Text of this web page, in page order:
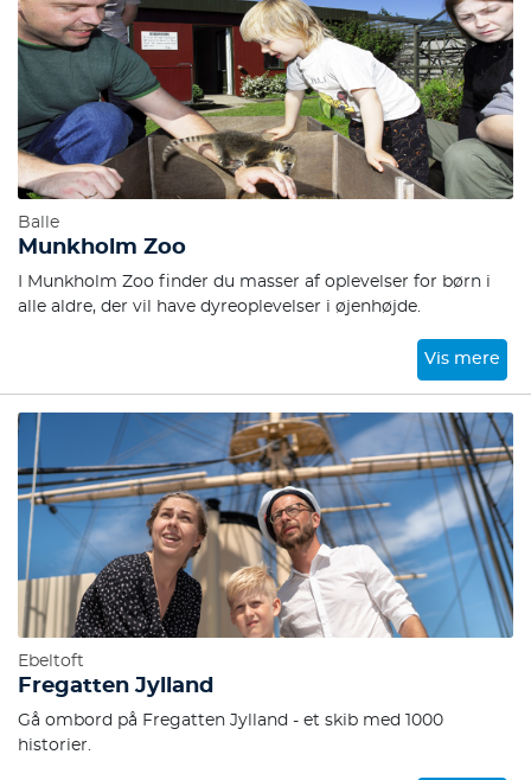
Balle
Munkholm Zoo
I Munkholm Zoo finder du masser af oplevelser for børn i
alle aldre, der vil have dyreoplevelser i øjenhøjde.
Vis mere
Ebeltoft
Fregatten Jylland
Gå ombord på Fregatten Jylland - et skib med 1000
historier.